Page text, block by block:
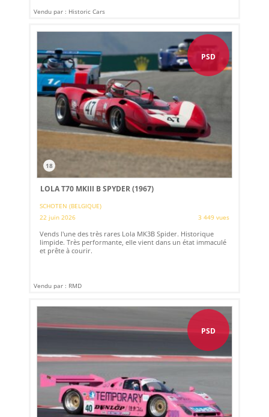
Vendu par : Historic Cars
PSD
18
LOLA T70 MKIII B SPYDER (1967)
SCHOTEN (BELGIQUE)
22 juin 2026
3 449 vues
Vends l'une des très rares Lola MK3B Spider. Historique
limpide. Très performante, elle vient dans un état immaculé
et prête à courir.
Vendu par : RMD
PSD